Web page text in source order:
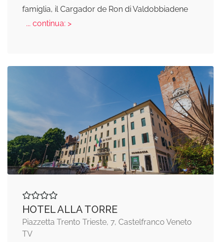
famiglia, il Cargador de Ron di Valdobbiadene
... continua: >
HOTEL ALLA TORRE
Piazzetta Trento Trieste, 7, Castelfranco Veneto
TV